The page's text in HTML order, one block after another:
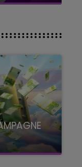
FM, à 8H10